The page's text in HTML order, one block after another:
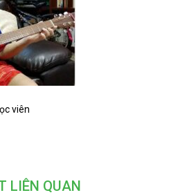
viên
LIÊN QUAN